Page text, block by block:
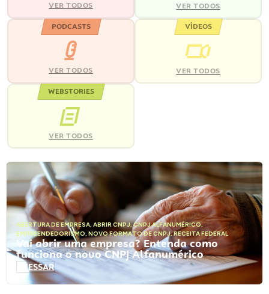
VER TODOS VER TODOS
PODCASTS
VER TODOS
VÍDEOS
VER TODOS
WEBSTORIES
VER TODOS
ABERTURA DE EMPRESA, ABRIR CNPJ,CNPJ ALFANUMÉRICO,
EMPREENDEDORISMO, NOVO FORMATO DE CNPJ,RECEITA FEDERAL
Vai abrir uma empresa? Entenda como
funciona o novo CNPJ Alfanumérico
ACESSAR